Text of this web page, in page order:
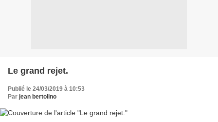
Le grand rejet.
Publié le 24/03/2019 à 10:53
Par jean bertolino